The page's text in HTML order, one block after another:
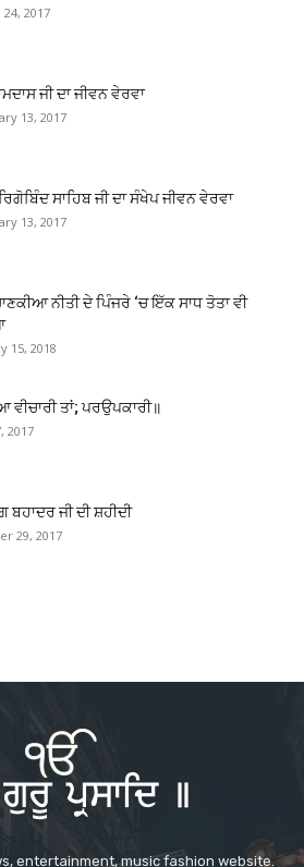
2017
ਜੀ ਦਾ ਜੀਵਨ ਵੇਰਵਾ
13, 2017
ਸਾਹਿਬ ਜੀ ਦਾ ਸੰਖੇਪ ਜੀਵਨ ਵੇਰਵਾ
13, 2017
ਨੀਤੀ ਦੇ ਪਿੰਜਰੇ ‘ਚ ਇੱਕ ਸਾਧ ਤੋਤਾ ਵੀ
15, 2018
ਵੀਚਾਰੀ ਤਾਂ; ਪਰਉਪਕਾਰੀ॥
2017
ਬਹਾਦਰ ਜੀ ਦੀ ਸ਼ਹੀਦੀ
29, 2017
entertainment, music fashion website.